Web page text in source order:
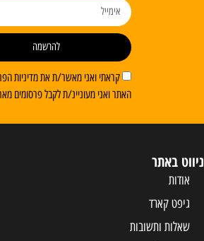
קראתי ואני מאשר/ת את מדיניות
האתר ואני מעוניינ/ת לקבל פרסומים
להרשמה
ניווט באתר
אודות
גיפט קארד
שאלות ותשובות